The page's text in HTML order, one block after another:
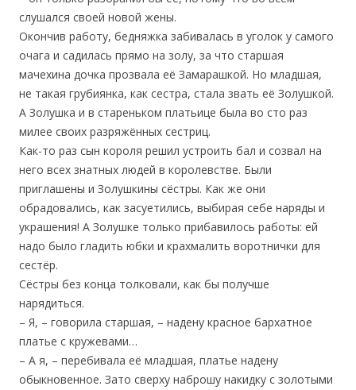
слушался своей новой жены.
Окончив работу, бедняжка забивалась в уголок у самого
очага и садилась прямо на золу, за что старшая
мачехина дочка прозвала её Замарашкой. Но младшая,
не такая грубиянка, как сестра, стала звать её Золушкой.
А Золушка и в стареньком платьице была во сто раз
милее своих разряжённых сестриц.
Как-то раз сын короля решил устроить бал и созвал на
него всех знатных людей в королевстве. Были
приглашены и Золушкины сёстры. Как же они
обрадовались, как засуетились, выбирая себе наряды и
украшения! А Золушке только прибавилось работы: ей
надо было гладить юбки и крахмалить воротнички для
сестёр.
Сёстры без конца толковали, как бы получше
нарядиться.
– Я, – говорила старшая, – надену красное бархатное
платье с кружевами…
– А я, – перебивала её младшая, платье надену
обыкновенное. Зато сверху наброшу накидку с золотыми